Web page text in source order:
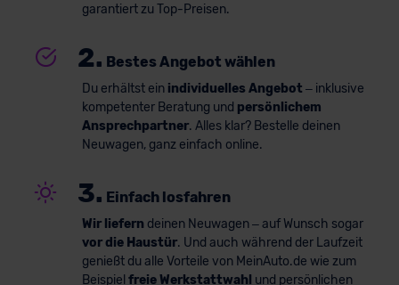
garantiert zu Top-Preisen.
2. Bestes Angebot wählen
Du erhältst ein individuelles Angebot – inklusive
kompetenter Beratung und persönlichem
Ansprechpartner. Alles klar? Bestelle deinen
Neuwagen, ganz einfach online.
3. Einfach losfahren
Wir liefern deinen Neuwagen – auf Wunsch sogar
vor die Haustür. Und auch während der Laufzeit
genießt du alle Vorteile von MeinAuto.de wie zum
Beispiel freie Werkstattwahl und persönlichen